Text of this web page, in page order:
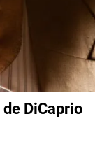
DiCaprio